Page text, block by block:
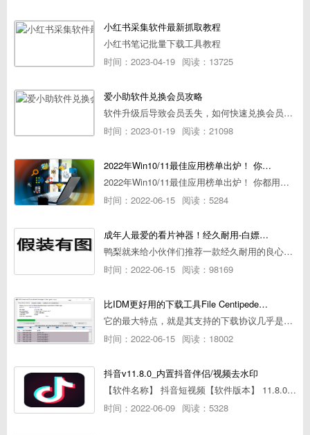
小红书采集软件最新抓取教程
小红书笔记批量下载工具教程
时间：2023-04-19 阅读：13725
爱小助软件兑换会员攻略
软件升级后导致会员丢失，如何快速兑换会员详细攻略
时间：2023-01-19 阅读：21098
2022年Win10/11最佳应用榜单出炉！ 你都用过几个？
2022年Win10/11最佳应用榜单出炉！ 你都用过几个？
时间：2022-06-15 阅读：5284
成年人最爱的看片神器！经久耐用-白嫖全网资源
鸭梨就来给小伙伴们推荐一款经久耐用的良心播放器，资源齐全无广告，可以放心使用~
时间：2022-06-15 阅读：98169
比IDM更好用的下载工具File Centipede文件蜈蚣-秒杀迅雷-直接飞起！
它的最大特点，就是其支持的下载协议几乎是市面上最全面的，包括HTTP/FTP、BT种子、磁力链接，m3u8流任务（AES-128解密）。
时间：2022-06-15 阅读：18002
抖音v11.8.0_内置抖音伴侣/视频去水印
【软件名称】 抖音短视频【软件版本】 11.8.0【软件大小】 83.74M【是否Root】不需要【测试机型】PCML10 [oppo Reno Ace]【文字介绍】 抖音短视频app是一款很有意思娱
时间：2022-06-09 阅读：5328